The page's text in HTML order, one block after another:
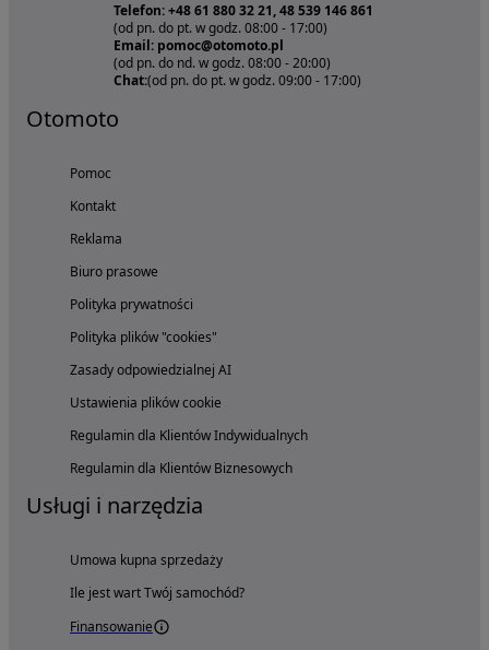
Telefon: +48 61 880 32 21, 48 539 146 861
(od pn. do pt. w godz. 08:00 - 17:00)
Email: pomoc@otomoto.pl
(od pn. do nd. w godz. 08:00 - 20:00)
Chat:(od pn. do pt. w godz. 09:00 - 17:00)
Otomoto
Pomoc
Kontakt
Reklama
Biuro prasowe
Polityka prywatności
Polityka plików "cookies"
Zasady odpowiedzialnej AI
Ustawienia plików cookie
Regulamin dla Klientów Indywidualnych
Regulamin dla Klientów Biznesowych
Usługi i narzędzia
Umowa kupna sprzedaży
Ile jest wart Twój samochód?
Finansowanie